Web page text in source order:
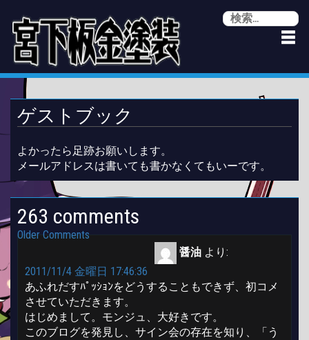
content
検
ゲストブック
よかったら足跡お願いします。
メールアドレスは書いても書かなくてもいーです。
263 comments
Comment
navigation
Older Comments
醤油 より:
2011/11/4 金曜日 17:46:36
あふれだすﾊﾟｯｼｮﾝをどうすることもできず、初コメ
させていただきます。
はじめまして。モンジュ、大好きです。
このブログを発見し、サイン会の存在を知り、「う